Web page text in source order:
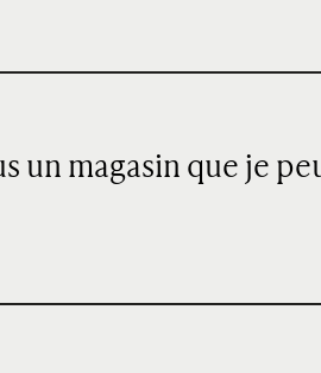
un magasin que je